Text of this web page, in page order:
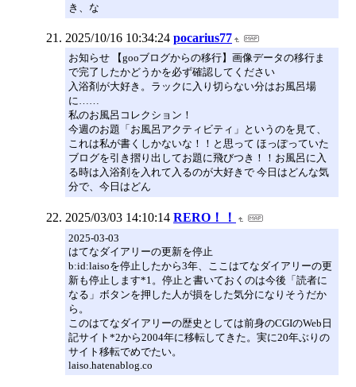
き、な
2025/10/16 10:34:24 pocarius77
お知らせ 【gooブログからの移行】画像データの移行ま
で完了したかどうかを必ず確認してください
入浴剤が大好き。ラックに入り切らない分はお風呂場
に……
私のお風呂コレクション！
今週のお題「お風呂アクティビティ」というのを見て、
これは私が書くしかないな！！と思って ほっぽっていた
ブログを引き摺り出してお題に飛びつき！！お風呂に入
る時は入浴剤を入れて入るのが大好きで 今日はどんな気
分で、今日はどん
2025/03/03 14:10:14 RERO！！
2025-03-03
はてなダイアリーの更新を停止
b:id:laisoを停止したから3年、ここはてなダイアリーの更
新も停止します*1。停止と書いておくのは今後「読者に
なる」ボタンを押した人が損をした気分になりそうだか
ら。
このはてなダイアリーの歴史としては前身のCGIのWeb日
記サイト*2から2004年に移転してきた。実に20年ぶりの
サイト移転でめでたい。
laiso.hatenablog.co